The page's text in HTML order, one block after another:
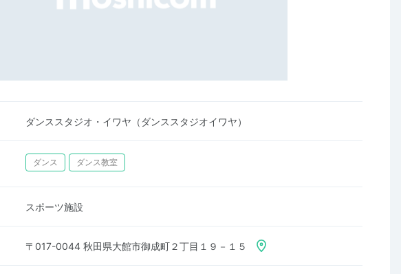
ダンススタジオ・イワヤ（ダンススタジオイワヤ）
ダンス ダンス教室
スポーツ施設
〒017-0044 秋田県大館市御成町２丁目１９－１５